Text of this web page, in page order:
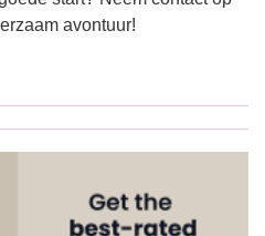
avontuur!